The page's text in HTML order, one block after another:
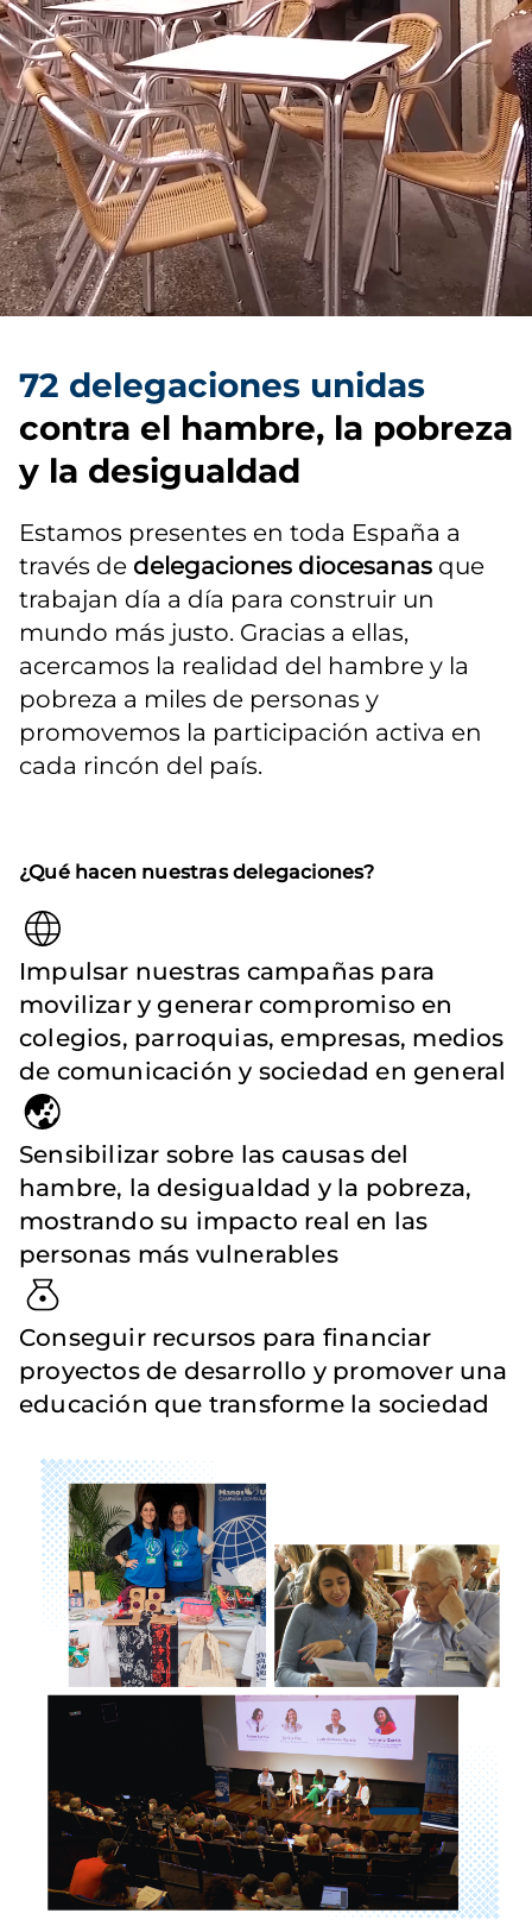
72 delegaciones unidas
contra el hambre, la pobreza
y la desigualdad
Estamos presentes en toda España a
través de delegaciones diocesanas que
trabajan día a día para construir un
mundo más justo. Gracias a ellas,
acercamos la realidad del hambre y la
pobreza a miles de personas y
promovemos la participación activa en
cada rincón del país.
¿Qué hacen nuestras delegaciones?
Impulsar nuestras campañas para
movilizar y generar compromiso en
colegios, parroquias, empresas, medios
de comunicación y sociedad en general
Sensibilizar sobre las causas del
hambre, la desigualdad y la pobreza,
mostrando su impacto real en las
personas más vulnerables
Conseguir recursos para financiar
proyectos de desarrollo y promover una
educación que transforme la sociedad
Imagen